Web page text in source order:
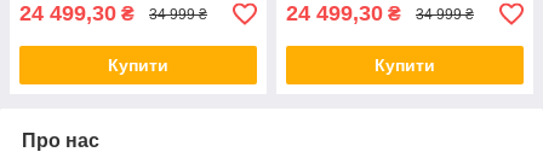
24 499,30 ₴ 34 999 ₴
Купити
24 499,30 ₴ 34 999 ₴
Купити
Про нас